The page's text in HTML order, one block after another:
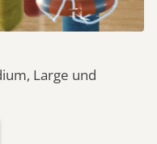
Large und